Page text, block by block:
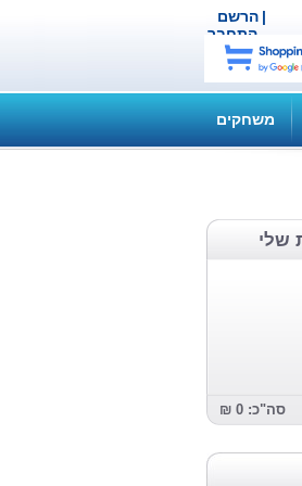
הרשם |
התחבר
משחקים
שלי
סה"כ: 0 ₪